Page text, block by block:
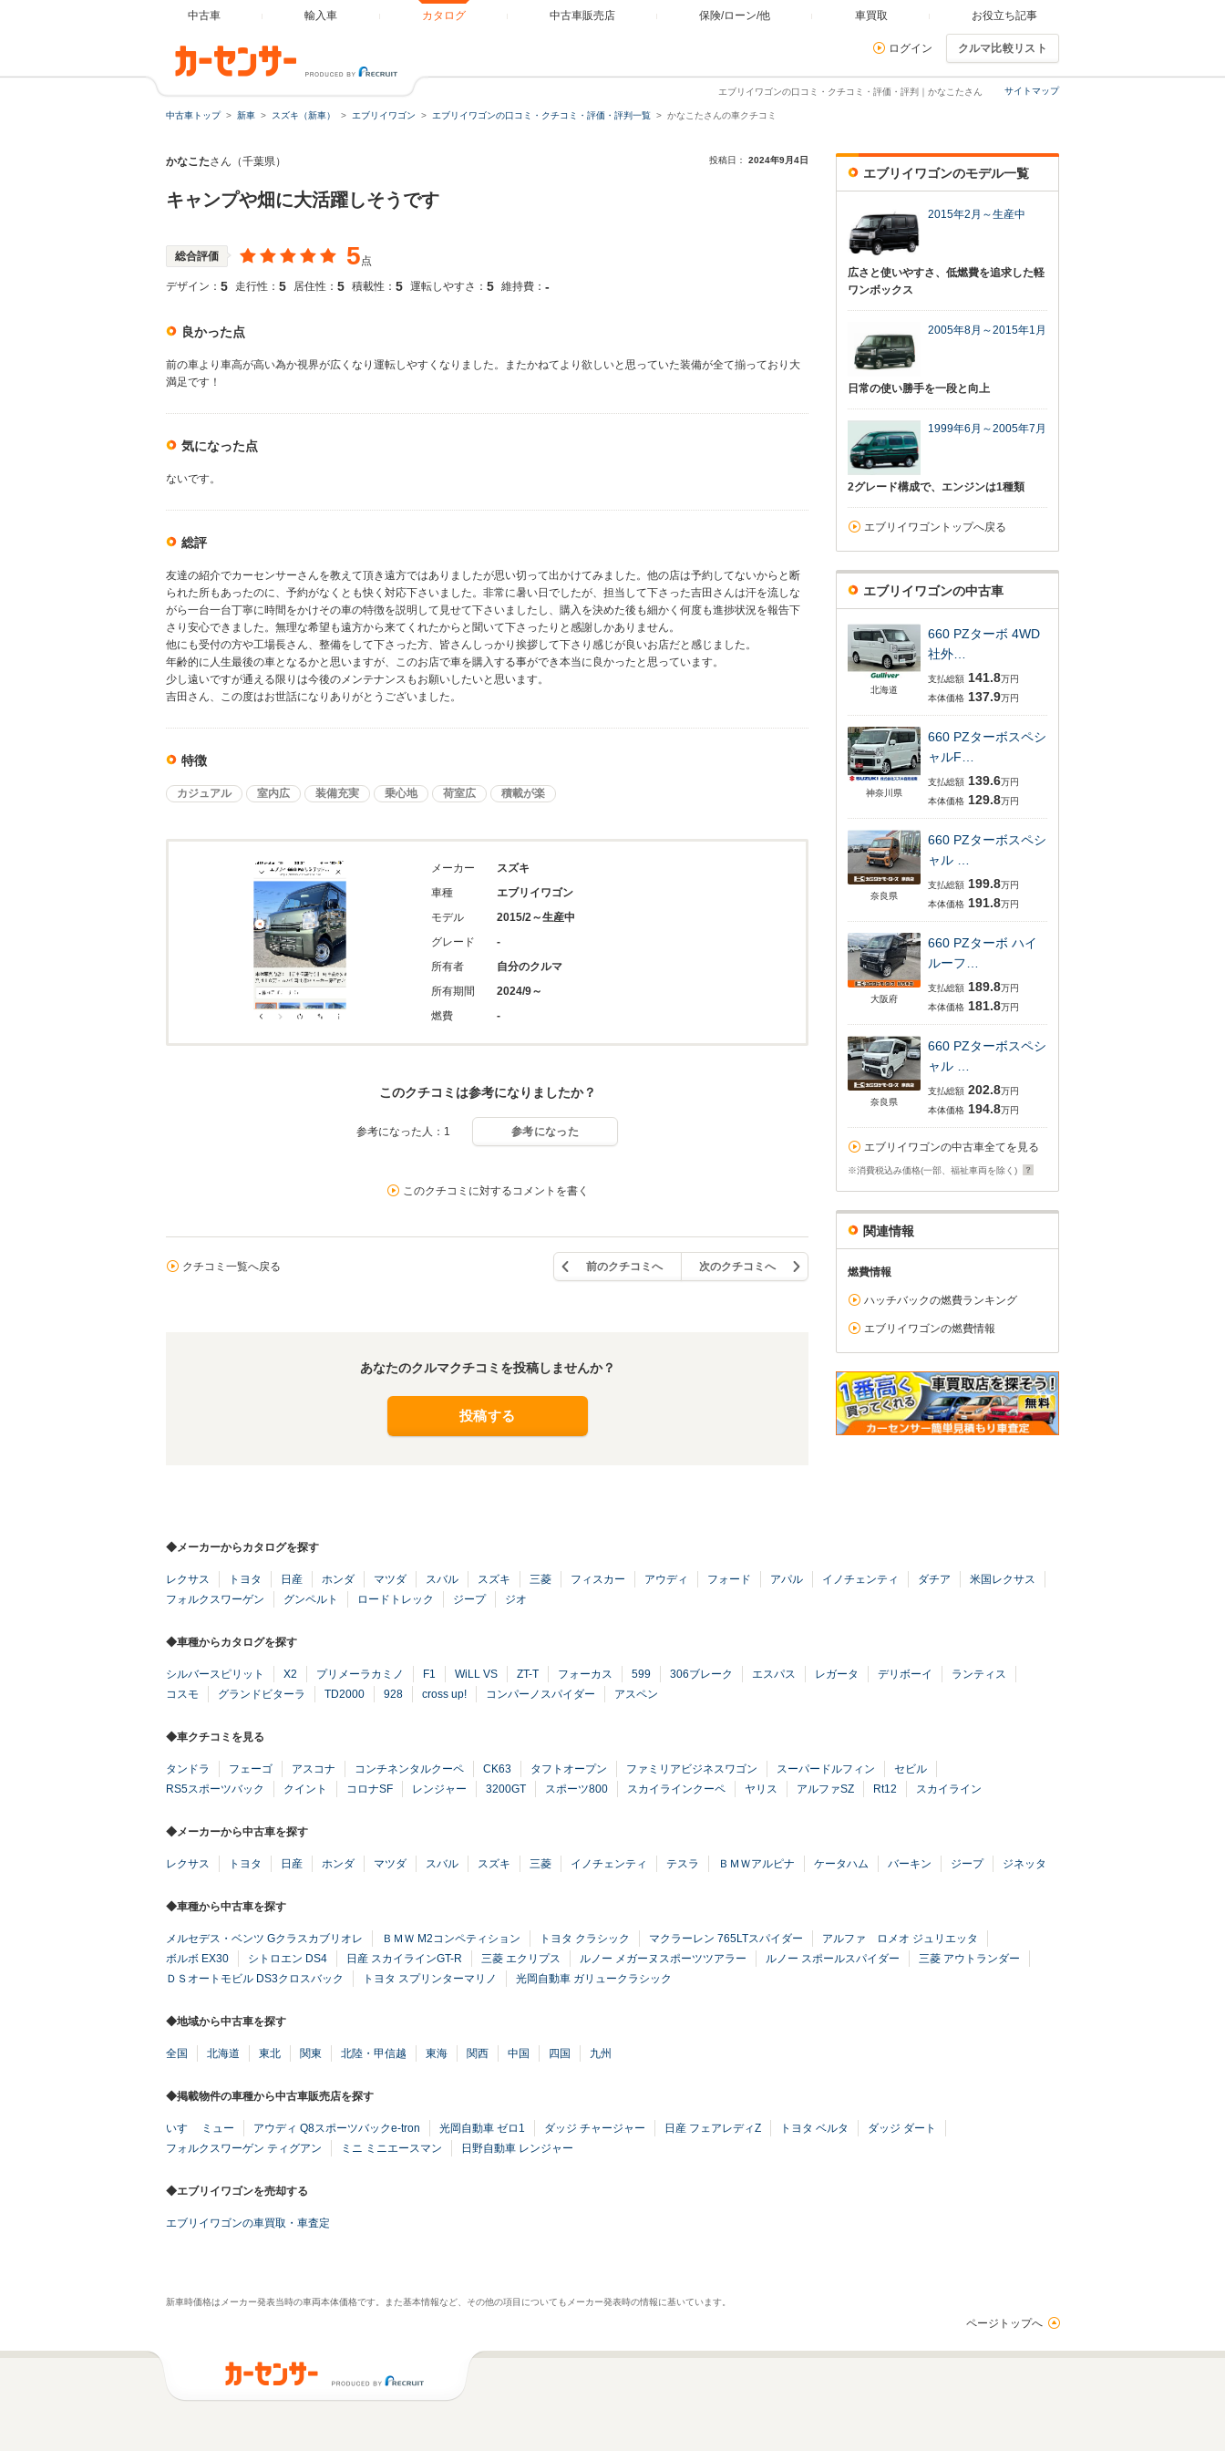
中古車 輸入車 カタログ 中古車販売店 保険/ローン/他 車買取 お役立ち記事
ログイン クルマ比較リスト
サイトマップ
エブリイワゴンの口コミ・クチコミ・評価・評判｜かなこたさん
中古車トップ 新車 スズキ（新車） エブリイワゴン エブリイワゴンの口コミ・クチコミ・評価・評判一覧 かなこたさんの車クチコミ
かなこたさん（千葉県） 投稿日： 2024年9月4日
キャンプや畑に大活躍しそうです
総合評価 5点
デザイン： 5 走行性： 5 居住性： 5 積載性： 5 運転しやすさ： 5 維持費： -
良かった点
前の車より車高が高い為か視界が広くなり運転しやすくなりました。またかねてより欲しいと思っていた装備が全て揃っており大
満足です！
気になった点
ないです。
総評
友達の紹介でカーセンサーさんを教えて頂き遠方ではありましたが思い切って出かけてみました。他の店は予約してないからと断
られた所もあったのに、予約がなくとも快く対応下さいました。非常に暑い日でしたが、担当して下さった吉田さんは汗を流しな
がら一台一台丁寧に時間をかけその車の特徴を説明して見せて下さいましたし、購入を決めた後も細かく何度も進捗状況を報告下
さり安心できました。無理な希望も遠方から来てくれたからと聞いて下さったりと感謝しかありません。
他にも受付の方や工場長さん、整備をして下さった方、皆さんしっかり挨拶して下さり感じが良いお店だと感じました。
年齢的に人生最後の車となるかと思いますが、このお店で車を購入する事ができ本当に良かったと思っています。
少し遠いですが通える限りは今後のメンテナンスもお願いしたいと思います。
吉田さん、この度はお世話になりありがとうございました。
特徴
カジュアル 室内広 装備充実 乗心地 荷室広 積載が楽
メーカー
スズキ
車種
エブリイワゴン
モデル
2015/2～生産中
グレード
-
所有者
自分のクルマ
所有期間
2024/9～
燃費
-
このクチコミは参考になりましたか？
参考になった人：1 参考になった
このクチコミに対するコメントを書く
クチコミ一覧へ戻る 前のクチコミへ 次のクチコミへ
あなたのクルマクチコミを投稿しませんか？
投稿する
エブリイワゴンのモデル一覧
2015年2月～生産中
広さと使いやすさ、低燃費を追求した軽
ワンボックス
2005年8月～2015年1月
日常の使い勝手を一段と向上
1999年6月～2005年7月
2グレード構成で、エンジンは1種類
エブリイワゴントップへ戻る
エブリイワゴンの中古車
北海道
660 PZターボ 4WD
社外…
支払総額 141.8万円
本体価格 137.9万円
神奈川県
660 PZターボスペシ
ャルF…
支払総額 139.6万円
本体価格 129.8万円
奈良県
660 PZターボスペシ
ャル …
支払総額 199.8万円
本体価格 191.8万円
大阪府
660 PZターボ ハイ
ルーフ…
支払総額 189.8万円
本体価格 181.8万円
奈良県
660 PZターボスペシ
ャル …
支払総額 202.8万円
本体価格 194.8万円
エブリイワゴンの中古車全てを見る
※消費税込み価格(一部、福祉車両を除く)
関連情報
燃費情報
ハッチバックの燃費ランキング
エブリイワゴンの燃費情報
◆メーカーからカタログを探す
レクサス トヨタ 日産 ホンダ マツダ スバル スズキ 三菱 フィスカー アウディ フォード アパル イノチェンティ ダチア
米国レクサス
フォルクスワーゲン
グンペルト ロードトレック ジープ ジオ
◆車種からカタログを探す
シルバースピリット X2 プリメーラカミノ F1 WiLL VS ZT-T フォーカス 599 306ブレーク エスパス レガータ デリボーイ
ランティス
コスモ
グランドビターラ TD2000 928 cross up! コンパーノスパイダー アスペン
◆車クチコミを見る
タンドラ フェーゴ アスコナ コンチネンタルクーペ CK63 タフトオープン ファミリアビジネスワゴン スーパードルフィン
セビル
RS5スポーツバック
クイント コロナSF レンジャー 3200GT スポーツ800 スカイラインクーペ ヤリス アルファSZ Rt12 スカイライン
◆メーカーから中古車を探す
レクサス トヨタ 日産 ホンダ マツダ スバル スズキ 三菱 イノチェンティ テスラ ＢＭＷアルピナ ケータハム バーキン ジープ ジネッタ
◆車種から中古車を探す
メルセデス・ベンツ Gクラスカブリオレ ＢＭＷ M2コンペティション トヨタ クラシック マクラーレン 765LTスパイダー
アルファ ロメオ ジュリエッタ
ボルボ EX30
シトロエン DS4 日産 スカイラインGT-R 三菱 エクリプス ルノー メガーヌスポーツツアラー ルノー スポールスパイダー
三菱 アウトランダー
ＤＳオートモビル DS3クロスバック
トヨタ スプリンターマリノ 光岡自動車 ガリュークラシック
◆地域から中古車を探す
全国 北海道 東北 関東 北陸・甲信越 東海 関西 中国 四国 九州
◆掲載物件の車種から中古車販売店を探す
いすゞ ミュー アウディ Q8スポーツバックe-tron 光岡自動車 ゼロ1 ダッジ チャージャー 日産 フェアレディZ トヨタ ベルタ
ダッジ ダート
フォルクスワーゲン ティグアン
ミニ ミニエースマン 日野自動車 レンジャー
◆エブリイワゴンを売却する
エブリイワゴンの車買取・車査定
新車時価格はメーカー発表当時の車両本体価格です。また基本情報など、その他の項目についてもメーカー発表時の情報に基いています。
ページトップへ